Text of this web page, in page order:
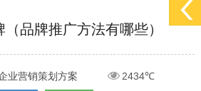
络营销技巧...
做，国内知...
品牌推广方法有哪些）
业营销策划方案
2434℃